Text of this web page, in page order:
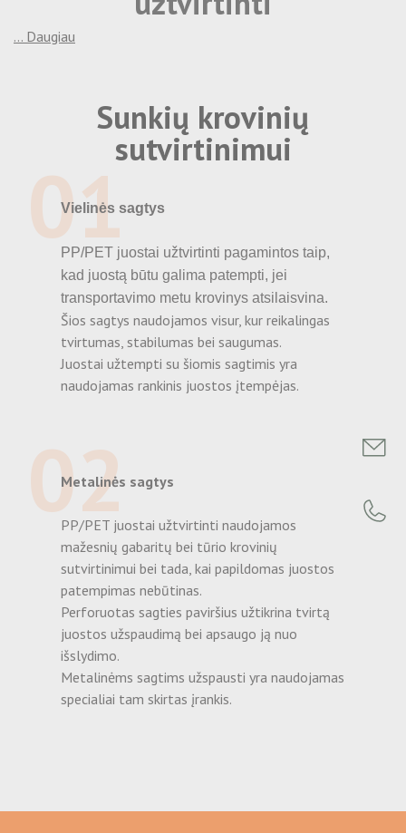
Etikečių, lipdukų gamyba
Maišeliai su spauda
Komercinė fotografija
Popieriniai puodeliai su spauda
... Daugiau
Sunkių krovinių
sutvirtinimui
01
Vielinės sagtys
PP/PET juostai užtvirtinti pagamintos taip,
kad juostą būtu galima patempti, jei
transportavimo metu krovinys atsilaisvina.
Šios sagtys naudojamos visur, kur reikalingas
tvirtumas, stabilumas bei saugumas.
Juostai užtempti su šiomis sagtimis yra
naudojamas rankinis juostos įtempėjas.
02
Metalinės sagtys
PP/PET juostai užtvirtinti naudojamos
mažesnių gabaritų bei tūrio krovinių
sutvirtinimui bei tada, kai papildomas juostos
patempimas nebūtinas.
Perforuotas sagties paviršius užtikrina tvirtą
juostos užspaudimą bei apsaugo ją nuo
išslydimo.
Metalinėms sagtims užspausti yra naudojamas
specialiai tam skirtas įrankis.